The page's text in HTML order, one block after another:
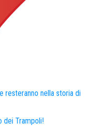
resteranno nella storia di
dei Trampoli!